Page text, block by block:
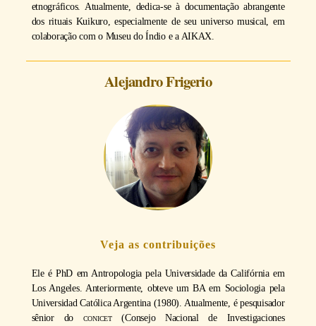
etnográficos. Atualmente, dedica-se à documentação abrangente
dos rituais Kuikuro, especialmente de seu universo musical, em
colaboração com o Museu do Índio e a AIKAX.
Alejandro Frigerio
Veja as contribuições
Ele é PhD em Antropologia pela Universidade da Califórnia em
Los Angeles. Anteriormente, obteve um BA em Sociologia pela
Universidad Católica Argentina (1980). Atualmente, é pesquisador
sênior do conicet(Consejo Nacional de Investigaciones